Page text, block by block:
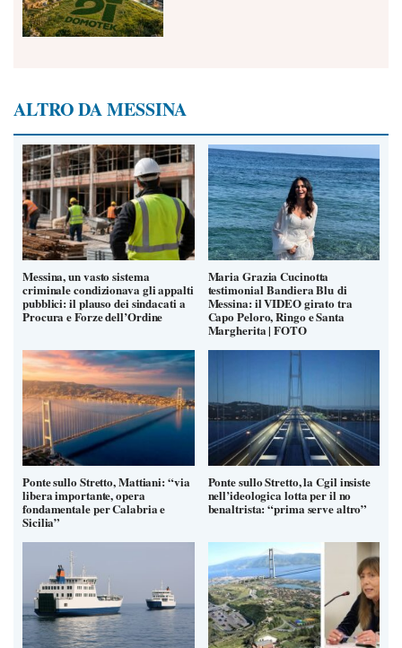
ALTRO DA MESSINA
Messina, un vasto sistema
criminale condizionava gli appalti
pubblici: il plauso dei sindacati a
Procura e Forze dell’Ordine
Maria Grazia Cucinotta
testimonial Bandiera Blu di
Messina: il VIDEO girato tra
Capo Peloro, Ringo e Santa
Margherita | FOTO
Ponte sullo Stretto, Mattiani: “via
libera importante, opera
fondamentale per Calabria e
Sicilia”
Ponte sullo Stretto, la Cgil insiste
nell’ideologica lotta per il no
benaltrista: “prima serve altro”